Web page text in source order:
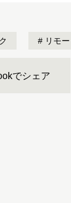
リモ
でシェア